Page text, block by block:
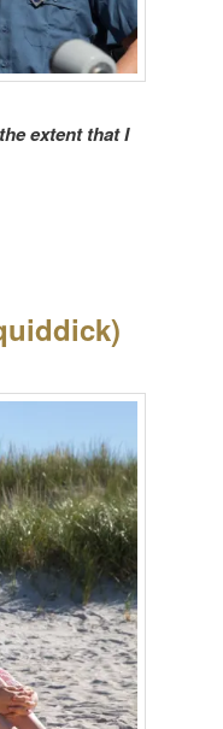
extent that I